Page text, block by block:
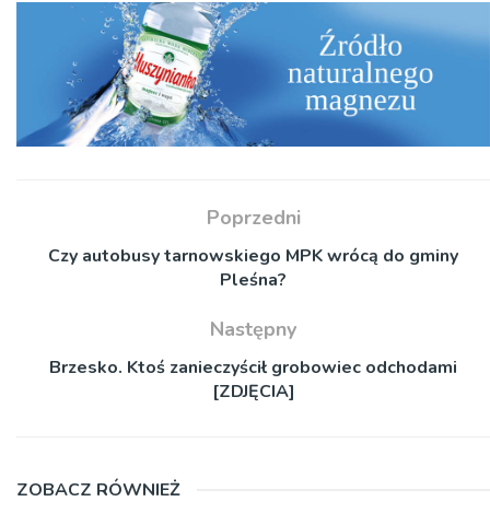
Poprzedni
Czy autobusy tarnowskiego MPK wrócą do gminy
Pleśna?
Następny
Brzesko. Ktoś zanieczyścił grobowiec odchodami
[ZDJĘCIA]
ZOBACZ RÓWNIEŻ